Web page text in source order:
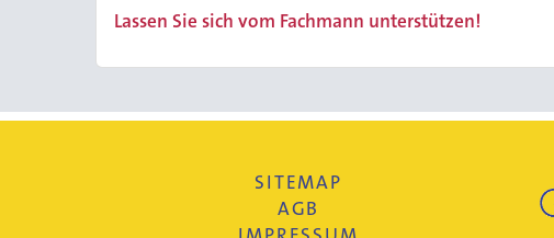
Lassen Sie sich vom Fachmann unterstützen!
SITEMAP
AGB